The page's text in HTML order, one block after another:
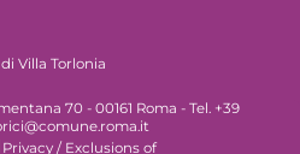
Villa Torlonia
70 - 00161 Roma - Tel. +39
Privacy / Exclusions of